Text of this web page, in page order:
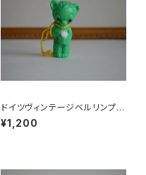
ドイツヴィンテージベルリンプラ
ベア緑176
¥1,200